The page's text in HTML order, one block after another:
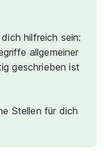
hilfreich sein:
allgemeiner
geschrieben ist
Stellen für dich